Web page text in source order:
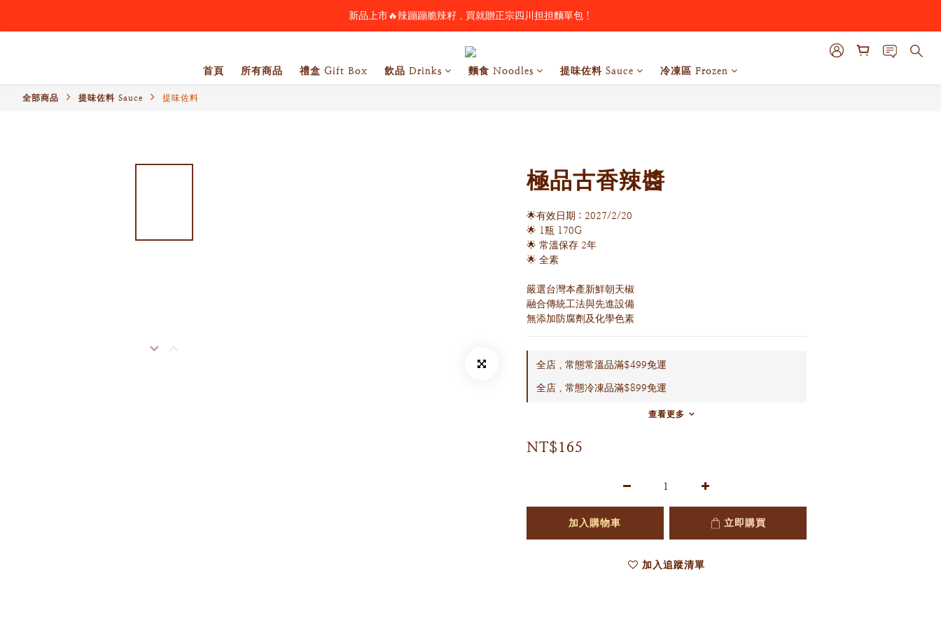
歡慶父親節 🥃 酒類全品項88折（請洽詢客服購買）
新品上市🔥辣蹦蹦脆辣籽，買就贈正宗四川担担麵單包！
歡慶父親節 🥃 酒類全品項88折（請洽詢客服購買）
首頁 所有商品 禮盒 Gift Box 飲品 Drinks 麵食 Noodles 提味佐料 Sauce 冷凍區 Frozen
全部商品 提味佐料 Sauce 提味佐料
極品古香辣醬
🌟有效日期：2027/2/20
🌟 1瓶 170G
🌟 常溫保存 2年
🌟 全素
嚴選台灣本產新鮮朝天椒
融合傳統工法與先進設備
無添加防腐劑及化學色素
全店，常態常溫品滿$499免運
全店，常態冷凍品滿$899免運
查看更多
NT$165
加入購物車 立即購買
加入追蹤清單